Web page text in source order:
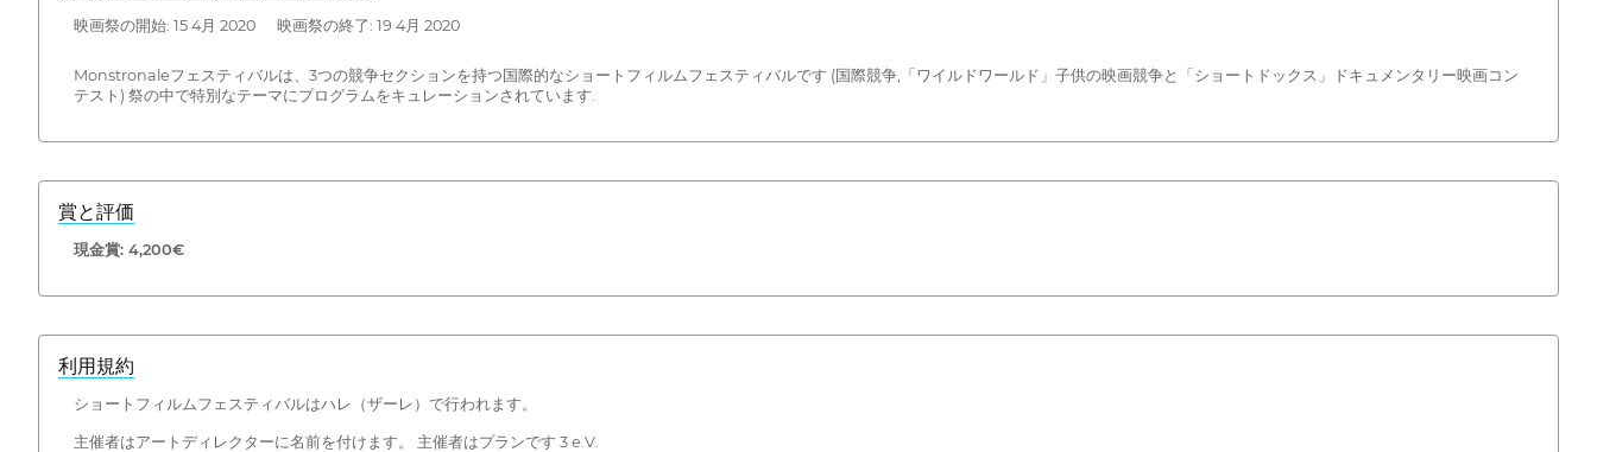
映画祭の開始: 15 4月 2020 映画祭の終了: 19 4月 2020
Monstronaleフェスティバルは、3つの競争セクションを持つ国際的なショートフィルムフェスティバルです (国際競争,「ワイルドワールド」子供の映画競争と「ショートドックス」ドキュメンタリー映画コン
テスト) 祭の中で特別なテーマにプログラムをキュレーションされています.
賞と評価
現金賞: 4,200€
利用規約
ショートフィルムフェスティバルはハレ（ザーレ）で行われます。
主催者はアートディレクターに名前を付けます。 主催者はプランです 3 e.V.